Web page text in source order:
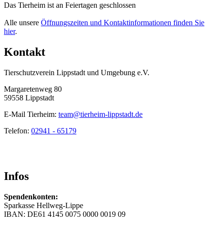
Das Tierheim ist an Feiertagen geschlossen
Alle unsere Öffnungszeiten und Kontaktinformationen finden Sie
hier.
Kontakt
Tierschutzverein Lippstadt und Umgebung e.V.
Margaretenweg 80
59558 Lippstadt
E-Mail Tierheim: team@tierheim-lippstadt.de
Telefon: 02941 - 65179
Infos
Spendenkonten:
Sparkasse Hellweg-Lippe
IBAN: DE61 4145 0075 0000 0019 09